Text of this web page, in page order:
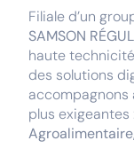
Filiale d’un
SAMSON
haute
des solutions
accompagnons
plus exigeantes